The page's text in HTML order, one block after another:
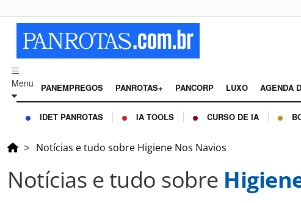
Menu PANEMPREGOS PANROTAS+ PANCORP LUXO AGENDA
IDET PANROTAS IA TOOLS CURSO DE IA
Notícias e tudo sobre Higiene Nos Navios
Notícias e tudo sobre